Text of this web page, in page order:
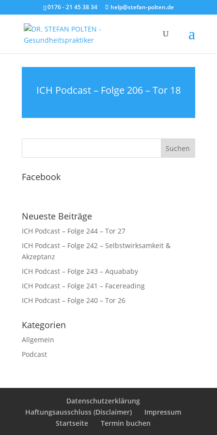
0176 - 21 45 38 34 help@stefan-polten.de
ICH Podcast – Folge 206 – Tor 18
Facebook
Neueste Beiträge
ICH Podcast – Folge 244 – Tor 27
ICH Podcast – Folge 242 – Selbstwirksamkeit &
Akzeptanz
ICH Podcast – Folge 243 – Aquababy
ICH Podcast – Folge 241 – Facereading
ICH Podcast – Folge 240 – Tor 26
Kategorien
Allgemein
Podcast
Datenschutzerklärung
Haftungsausschluss (Disclaimer)
Impressum
Startseite
Termin buchen